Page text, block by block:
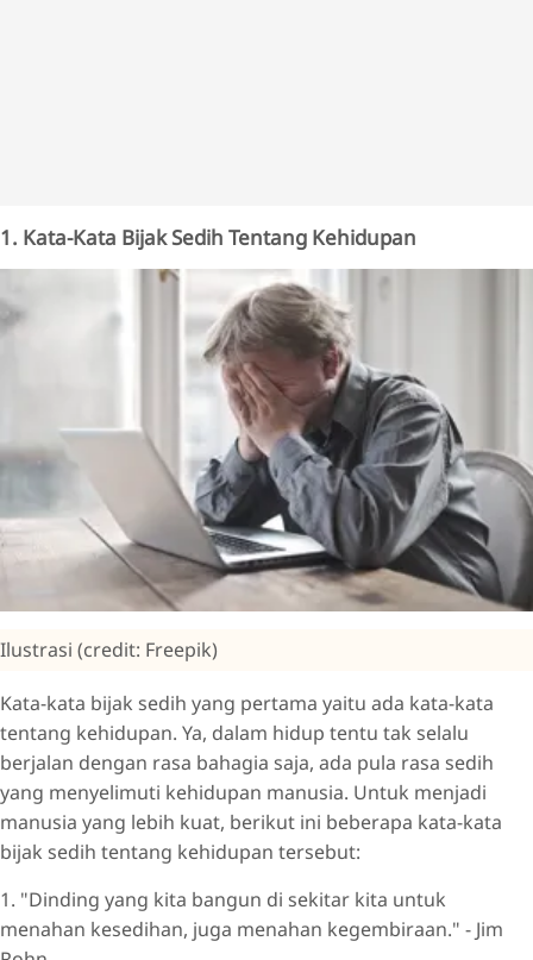
1. Kata-Kata Bijak Sedih Tentang Kehidupan
Ilustrasi (credit: Freepik)
Kata-kata bijak sedih yang pertama yaitu ada kata-kata
tentang kehidupan. Ya, dalam hidup tentu tak selalu
berjalan dengan rasa bahagia saja, ada pula rasa sedih
yang menyelimuti kehidupan manusia. Untuk menjadi
manusia yang lebih kuat, berikut ini beberapa kata-kata
bijak sedih tentang kehidupan tersebut:
1. "Dinding yang kita bangun di sekitar kita untuk
menahan kesedihan, juga menahan kegembiraan." - Jim